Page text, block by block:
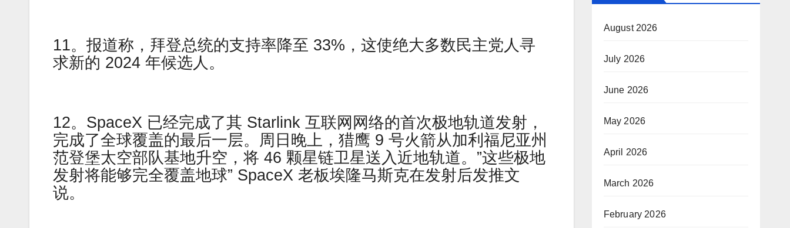
11。报道称，拜登总统的支持率降至 33%，这使绝大多数民主党人寻
求新的 2024 年候选人。
12。SpaceX 已经完成了其 Starlink 互联网网络的首次极地轨道发射，
完成了全球覆盖的最后一层。周日晚上，猎鹰 9 号火箭从加利福尼亚州
范登堡太空部队基地升空，将 46 颗星链卫星送入近地轨道。”这些极地
发射将能够完全覆盖地球” SpaceX 老板埃隆马斯克在发射后发推文
说。
August 2026
July 2026
June 2026
May 2026
April 2026
March 2026
February 2026